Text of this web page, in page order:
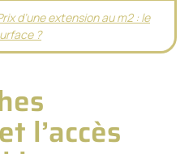
d’une extension au m2 : le
?
l’accès